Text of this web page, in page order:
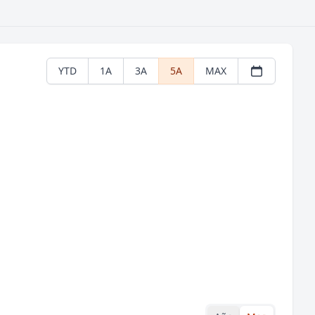
YTD 1A 3A 5A MAX